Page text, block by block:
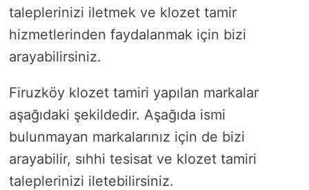
taleplerinizi iletmek ve klozet tamir
hizmetlerinden faydalanmak için bizi
arayabilirsiniz.
Firuzköy klozet tamiri yapılan markalar
aşağıdaki şekildedir. Aşağıda ismi
bulunmayan markalarınız için de bizi
arayabilir, sıhhi tesisat ve klozet tamiri
taleplerinizi iletebilirsiniz.